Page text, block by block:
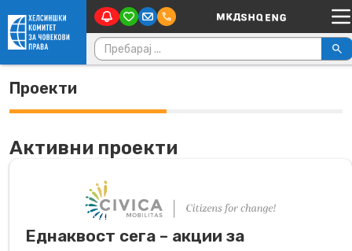
Skip to content Main Navigation
Пребарувај за:
Проекти
Активни проекти
Еднаквост сега – акции за